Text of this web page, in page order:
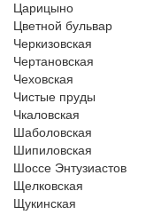
Царицыно
Цветной бульвар
Черкизовская
Чертановская
Чеховская
Чистые пруды
Чкаловская
Шаболовская
Шипиловская
Шоссе Энтузиастов
Щелковская
Щукинская